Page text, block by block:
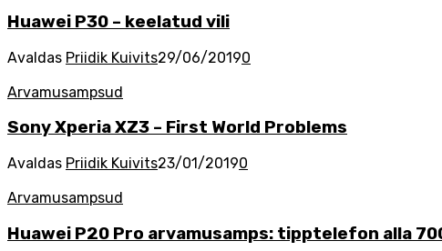
Huawei P30 – keelatud vili
Avaldas Priidik Kuivits29/06/20190
Arvamusampsud
Sony Xperia XZ3 – First World Problems
Avaldas Priidik Kuivits23/01/20190
Arvamusampsud
Huawei P20 Pro arvamusamps: tipptelefon alla